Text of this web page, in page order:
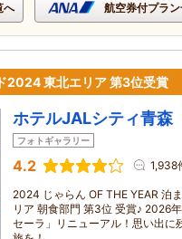
へ 航空券付プラ
2024 東北エリア 第3位受賞
ホテルJALシティ青森
フォトギャラリー
4.2 1,938
2024 じゃらん OF THE YEAR 泊
リア 朝食部門 第3位 受賞♪ 2026
セーラ」リニューアル！思い出に